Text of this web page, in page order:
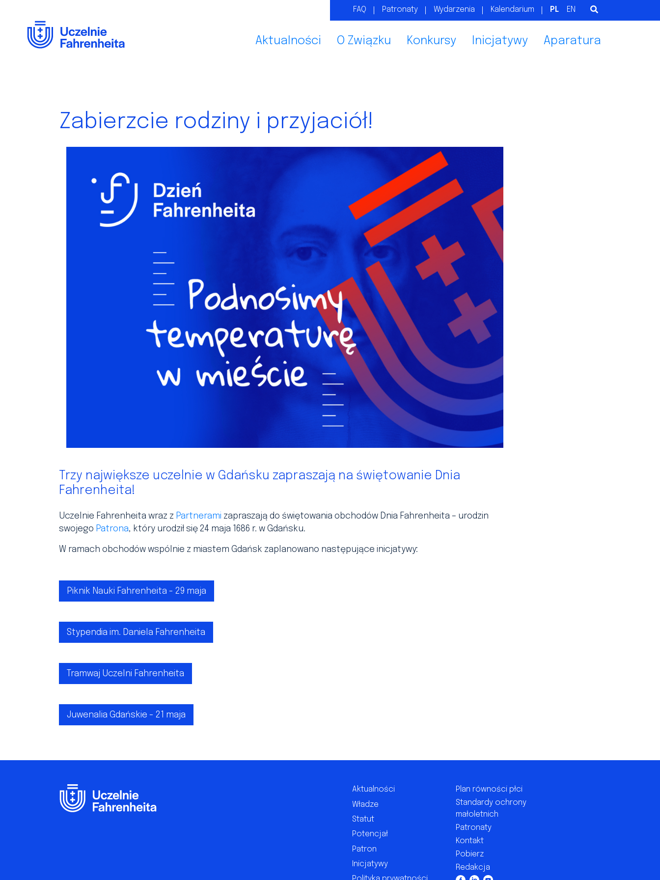
FAQ Patronaty Wydarzenia Kalendarium PL EN
Aktualności O Związku Konkursy Inicjatywy Aparatura
Zabierzcie rodziny i przyjaciół!
Trzy największe uczelnie w Gdańsku zapraszają na świętowanie Dnia
Fahrenheita!
Uczelnie Fahrenheita wraz z Partnerami zapraszają do świętowania obchodów Dnia Fahrenheita – urodzin
swojego Patrona, który urodził się 24 maja 1686 r. w Gdańsku.
W ramach obchodów wspólnie z miastem Gdańsk zaplanowano następujące inicjatywy:
Piknik Nauki Fahrenheita - 29 maja
Stypendia im. Daniela Fahrenheita
Tramwaj Uczelni Fahrenheita
Juwenalia Gdańskie - 21 maja
Aktualności
Władze
Statut
Potencjał
Patron
Inicjatywy
Plan równości płci
Standardy ochrony
małoletnich
Patronaty
Kontakt
Pobierz
Redakcja